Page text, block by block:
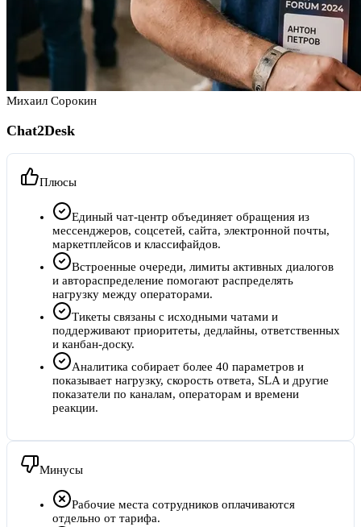
Михаил Сорокин
Chat2Desk
Плюсы
Единый чат-центр объединяет обращения из
мессенджеров, соцсетей, сайта, электронной почты,
маркетплейсов и классифайдов.
Встроенные очереди, лимиты активных диалогов
и автораспределение помогают распределять
нагрузку между операторами.
Тикеты связаны с исходными чатами и
поддерживают приоритеты, дедлайны, ответственных
и канбан-доску.
Аналитика собирает более 40 параметров и
показывает нагрузку, скорость ответа, SLA и другие
показатели по каналам, операторам и времени
реакции.
Минусы
Рабочие места сотрудников оплачиваются
отдельно от тарифа.